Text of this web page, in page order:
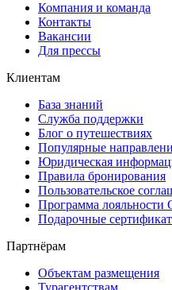
Компания и команда
Контакты
Вакансии
Для прессы
Клиентам
База знаний
Служба поддержки
Блог о путешествиях
Популярные
Юридическая
Правила бронирования
Пользовательское
Программа лояльности
Подарочные
Партнёрам
Объектам размещения
Турагентствам